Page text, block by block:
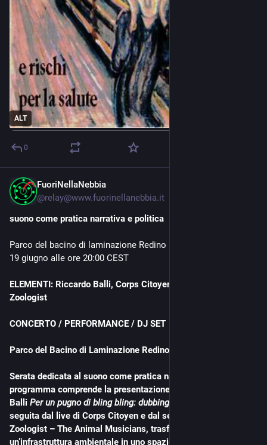
ALT
0
FuoriNellaNebbia
@relay@www.fuorinellanebbia.it
suono come pratica narrativa e politica
Parco del bacino di laminazione Redino Bagnacavallo, venerdì
19 giugno alle ore 20:00 CEST
ELEMENTI: Riccardo Balli, Corps Citoyen - Barrani, DJ
Zoologist
CONCERTO / PERFORMANCE / DJ SET
Parco del Bacino di Laminazione Redino - Bagnacavallo
Serata dedicata al suono come pratica narrativa e politica. Il
programma comprende la presentazione del libro di Riccardo
Balli Per un pugno di bling bling: dubbing spaghetti western
seguita dal live di Corps Citoyen e dal set performativo DJ
Zoologist – The Animal Musicians, trasformando
un’infrastruttura ambientale in uno spazio di riflessione